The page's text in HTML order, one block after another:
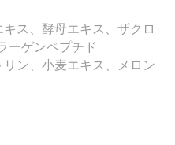
ス、酵母エキス、ザクロ
ーゲンペプチド
ン、小麦エキス、メロン